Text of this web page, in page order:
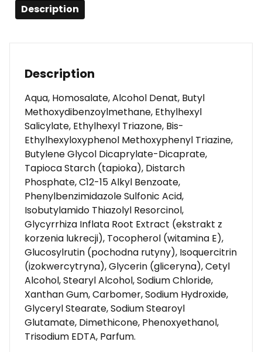
Description
Description
Aqua, Homosalate, Alcohol Denat, Butyl
Methoxydibenzoylmethane, Ethylhexyl
Salicylate, Ethylhexyl Triazone, Bis-
Ethylhexyloxyphenol Methoxyphenyl Triazine,
Butylene Glycol Dicaprylate-Dicaprate,
Tapioca Starch (tapioka), Distarch
Phosphate, C12-15 Alkyl Benzoate,
Phenylbenzimidazole Sulfonic Acid,
Isobutylamido Thiazolyl Resorcinol,
Glycyrrhiza Inflata Root Extract (ekstrakt z
korzenia lukrecji), Tocopherol (witamina E),
Glucosylrutin (pochodna rutyny), Isoquercitrin
(izokwercytryna), Glycerin (gliceryna), Cetyl
Alcohol, Stearyl Alcohol, Sodium Chloride,
Xanthan Gum, Carbomer, Sodium Hydroxide,
Glyceryl Stearate, Sodium Stearoyl
Glutamate, Dimethicone, Phenoxyethanol,
Trisodium EDTA, Parfum.